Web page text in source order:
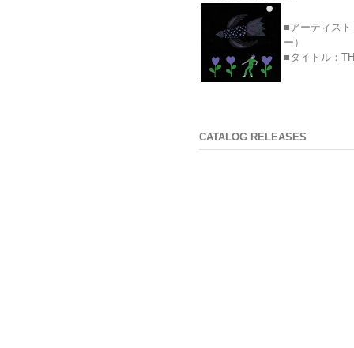
■アーティスト
ー）
■タイトル：
■アーティス
■タイトル：
CATALOG RELEASES